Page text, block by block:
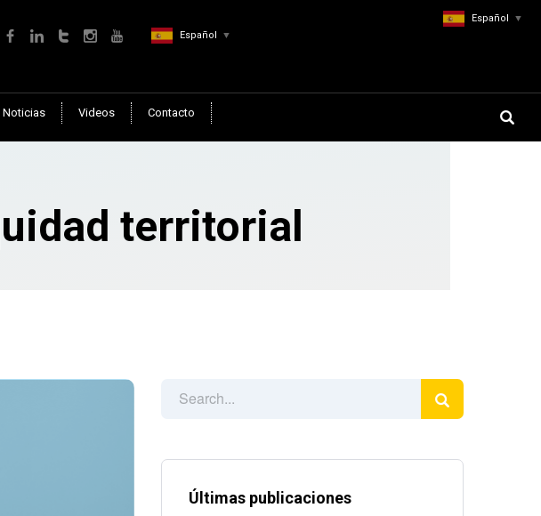
Español ▼
Noticias Videos Contacto
territorial
Últimas publicaciones
Español ▼